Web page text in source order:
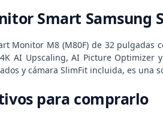
Smart Samsung
Monitor M8 (M80F) de 32 pulgadas
AI Upscaling, AI Picture Optimizer
y cámara SlimFit incluida, es una
para comprarlo